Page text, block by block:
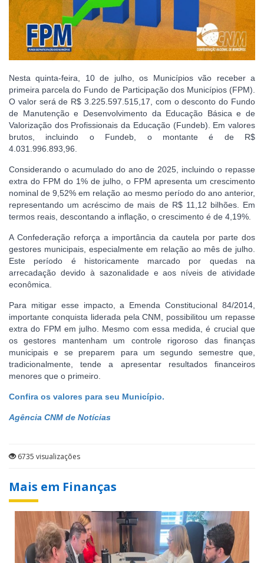
Nesta quinta-feira, 10 de julho, os Municípios vão receber a
primeira parcela do Fundo de Participação dos Municípios (FPM).
O valor será de R$ 3.225.597.515,17, com o desconto do Fundo
de Manutenção e Desenvolvimento da Educação Básica e de
Valorização dos Profissionais da Educação (Fundeb). Em valores
brutos, incluindo o Fundeb, o montante é de R$
4.031.996.893,96.
Considerando o acumulado do ano de 2025, incluindo o repasse
extra do FPM do 1% de julho, o FPM apresenta um crescimento
nominal de 9,52% em relação ao mesmo período do ano anterior,
representando um acréscimo de mais de R$ 11,12 bilhões. Em
termos reais, descontando a inflação, o crescimento é de 4,19%.
A Confederação reforça a importância da cautela por parte dos
gestores municipais, especialmente em relação ao mês de julho.
Este período é historicamente marcado por quedas na
arrecadação devido à sazonalidade e aos níveis de atividade
econômica.
Para mitigar esse impacto, a Emenda Constitucional 84/2014,
importante conquista liderada pela CNM, possibilitou um repasse
extra do FPM em julho. Mesmo com essa medida, é crucial que
os gestores mantenham um controle rigoroso das finanças
municipais e se preparem para um segundo semestre que,
tradicionalmente, tende a apresentar resultados financeiros
menores que o primeiro.
Confira os valores para seu Município.
Agência CNM de Notícias
6735 visualizações
Mais em Finanças